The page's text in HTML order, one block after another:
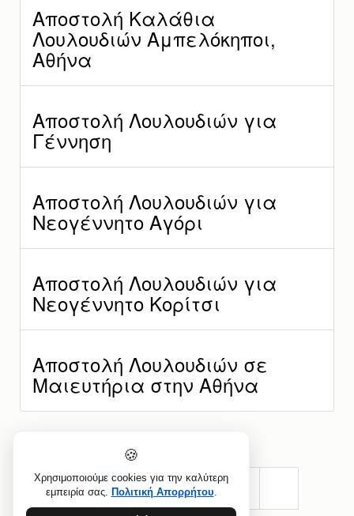
Αποστολή Καλάθια
Λουλουδιών Αμπελόκηποι,
Αθήνα
Αποστολή Λουλουδιών για
Γέννηση
Αποστολή Λουλουδιών για
Νεογέννητο Αγόρι
Αποστολή Λουλουδιών για
Νεογέννητο Κορίτσι
Αποστολή Λουλουδιών σε
Μαιευτήρια στην Αθήνα
1 2 3 4
🍪
Χρησιμοποιούμε cookies για την καλύτερη
εμπειρία σας. Πολιτική Απορρήτου.